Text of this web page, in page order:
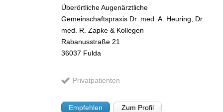
Überörtliche Augenärztliche
Gemeinschaftspraxis Dr. med. A. Heuring, Dr.
med. R. Zapke & Kollegen
Rabanusstraße 21
36037 Fulda
Privatpatienten
Empfehlen Zum Profil